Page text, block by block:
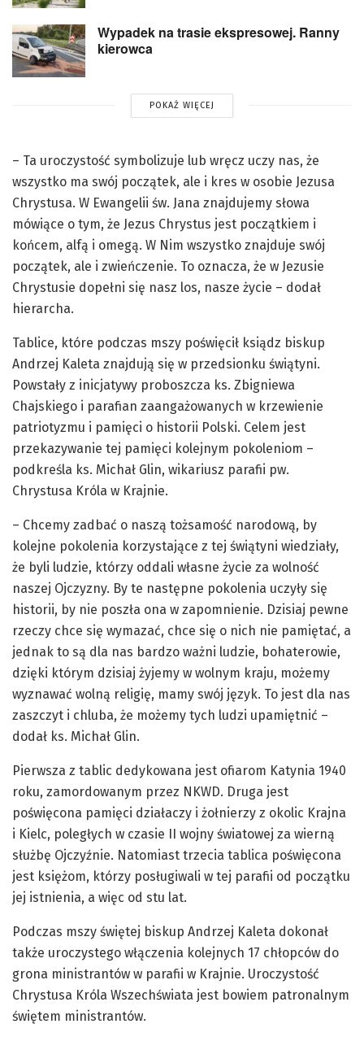
Wypadek na trasie ekspresowej. Ranny
kierowca
POKAŻ WIĘCEJ
– Ta uroczystość symbolizuje lub wręcz uczy nas, że
wszystko ma swój początek, ale i kres w osobie Jezusa
Chrystusa. W Ewangelii św. Jana znajdujemy słowa
mówiące o tym, że Jezus Chrystus jest początkiem i
końcem, alfą i omegą. W Nim wszystko znajduje swój
początek, ale i zwieńczenie. To oznacza, że w Jezusie
Chrystusie dopełni się nasz los, nasze życie – dodał
hierarcha.
Tablice, które podczas mszy poświęcił ksiądz biskup
Andrzej Kaleta znajdują się w przedsionku świątyni.
Powstały z inicjatywy proboszcza ks. Zbigniewa
Chajskiego i parafian zaangażowanych w krzewienie
patriotyzmu i pamięci o historii Polski. Celem jest
przekazywanie tej pamięci kolejnym pokoleniom –
podkreśla ks. Michał Glin, wikariusz parafii pw.
Chrystusa Króla w Krajnie.
– Chcemy zadbać o naszą tożsamość narodową, by
kolejne pokolenia korzystające z tej świątyni wiedziały,
że byli ludzie, którzy oddali własne życie za wolność
naszej Ojczyzny. By te następne pokolenia uczyły się
historii, by nie poszła ona w zapomnienie. Dzisiaj pewne
rzeczy chce się wymazać, chce się o nich nie pamiętać, a
jednak to są dla nas bardzo ważni ludzie, bohaterowie,
dzięki którym dzisiaj żyjemy w wolnym kraju, możemy
wyznawać wolną religię, mamy swój język. To jest dla nas
zaszczyt i chluba, że możemy tych ludzi upamiętnić –
dodał ks. Michał Glin.
Pierwsza z tablic dedykowana jest ofiarom Katynia 1940
roku, zamordowanym przez NKWD. Druga jest
poświęcona pamięci działaczy i żołnierzy z okolic Krajna
i Kielc, poległych w czasie II wojny światowej za wierną
służbę Ojczyźnie. Natomiast trzecia tablica poświęcona
jest księżom, którzy posługiwali w tej parafii od początku
jej istnienia, a więc od stu lat.
Podczas mszy świętej biskup Andrzej Kaleta dokonał
także uroczystego włączenia kolejnych 17 chłopców do
grona ministrantów w parafii w Krajnie. Uroczystość
Chrystusa Króla Wszechświata jest bowiem patronalnym
świętem ministrantów.